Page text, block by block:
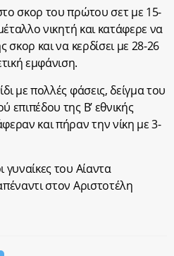
σκορ του πρώτου σετ με 15-
νικητή και κατάφερε να
σκορ και να κερδίσει με 28-26
εμφάνιση.
με πολλές φάσεις, δείγμα του
επιπέδου της Β’ εθνικής
και πήραν την νίκη με 3-
γυναίκες του Αίαντα
στον Αριστοτέλη